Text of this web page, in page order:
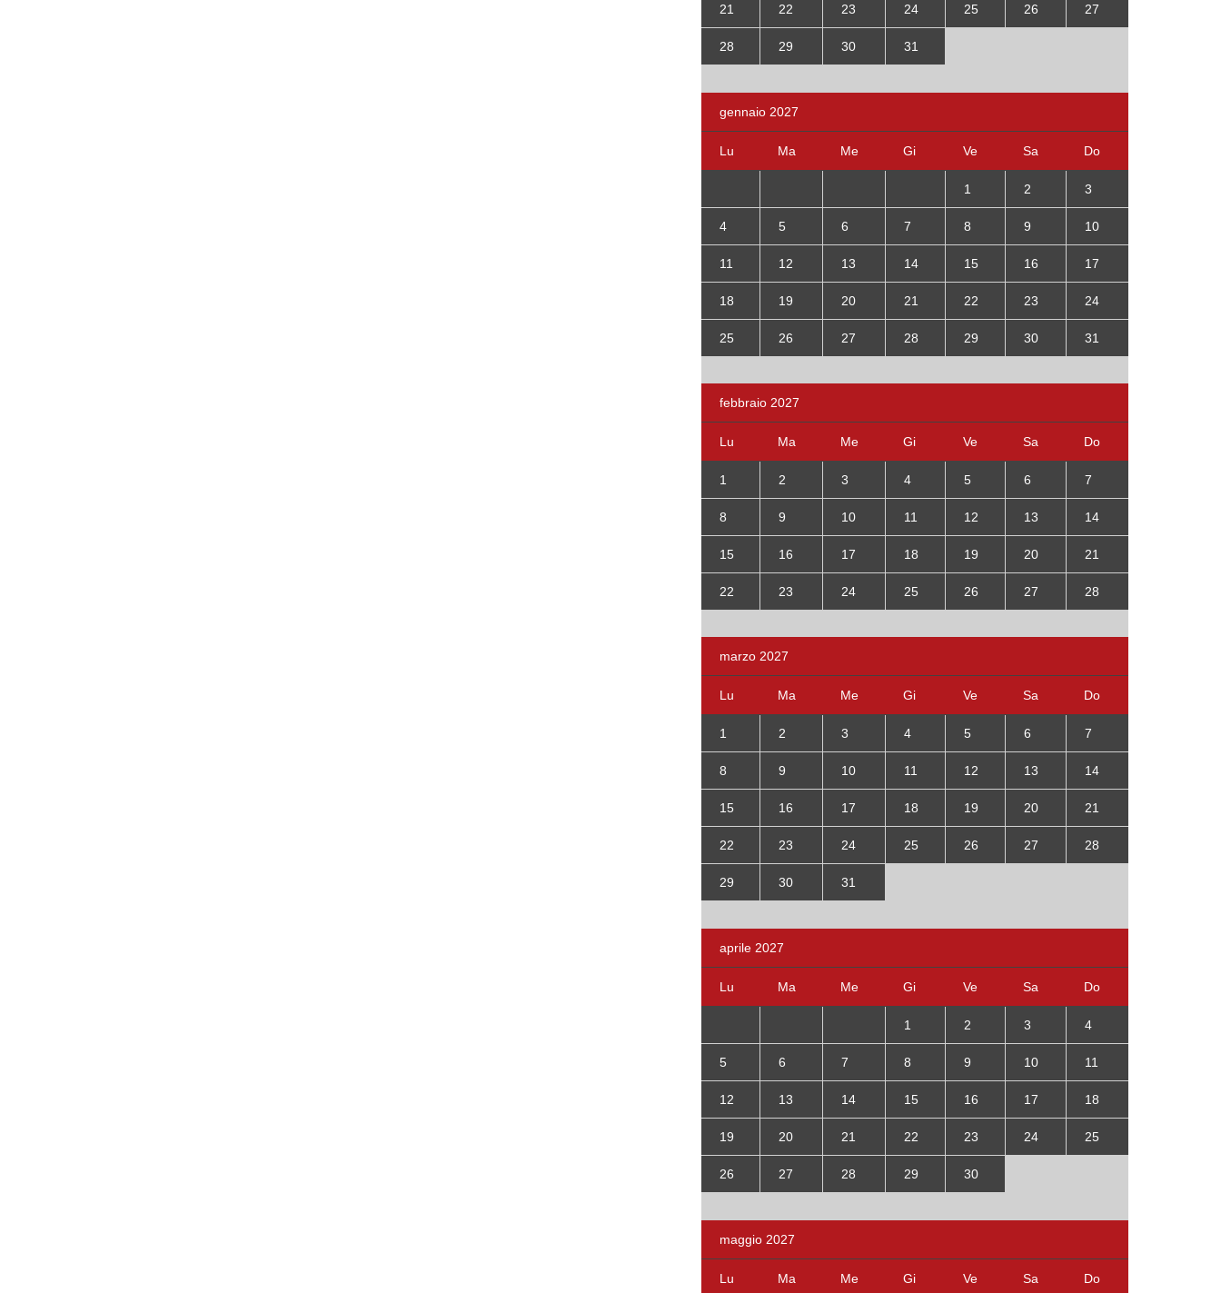
21 22 23 24 25 26 27
28 29 30 31
gennaio 2027
Lu Ma Me Gi Ve Sa Do
1 2 3
4 5 6 7 8 9 10
11 12 13 14 15 16 17
18 19 20 21 22 23 24
25 26 27 28 29 30 31
febbraio 2027
Lu Ma Me Gi Ve Sa Do
1 2 3 4 5 6 7
8 9 10 11 12 13 14
15 16 17 18 19 20 21
22 23 24 25 26 27 28
marzo 2027
Lu Ma Me Gi Ve Sa Do
1 2 3 4 5 6 7
8 9 10 11 12 13 14
15 16 17 18 19 20 21
22 23 24 25 26 27 28
29 30 31
aprile 2027
Lu Ma Me Gi Ve Sa Do
1 2 3 4
5 6 7 8 9 10 11
12 13 14 15 16 17 18
19 20 21 22 23 24 25
26 27 28 29 30
maggio 2027
Lu Ma Me Gi Ve Sa Do